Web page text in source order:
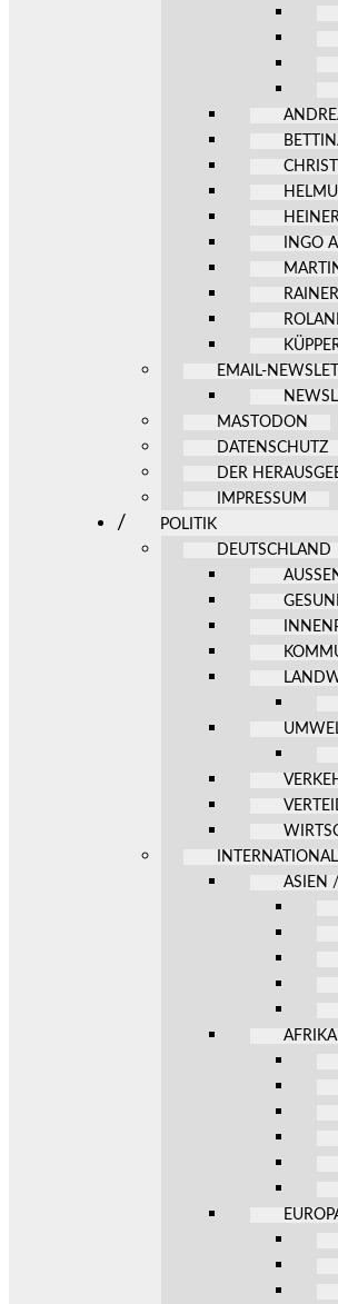
INGO
EMAIL-
MASTODON
DATENSCHUTZ
DER
IMPRESSUM
POLITIK
DEUTSCHLAND
INTERNATIONAL
ASIEN
AFRIKA